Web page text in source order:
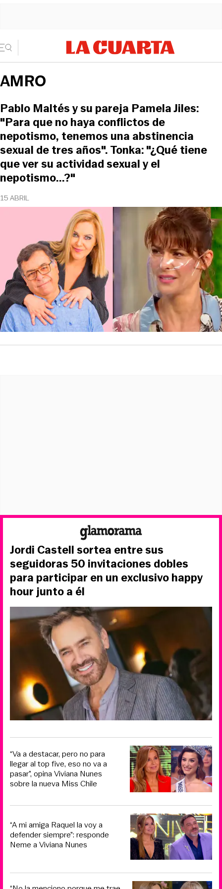
AMRO
15 ABRIL
Pablo Maltés y su pareja Pamela Jiles:
"Para que no haya conflictos de
nepotismo, tenemos una abstinencia
sexual de tres años". Tonka: "¿Qué tiene
que ver su actividad sexual y el
nepotismo...?"
Jordi Castell sortea entre sus
seguidoras 50 invitaciones dobles
para participar en un exclusivo happy
hour junto a él
“Va a destacar, pero no para
llegar al top five, eso no va a
pasar”, opina Viviana Nunes
sobre la nueva Miss Chile
“A mi amiga Raquel la voy a
defender siempre”: responde
Neme a Viviana Nunes